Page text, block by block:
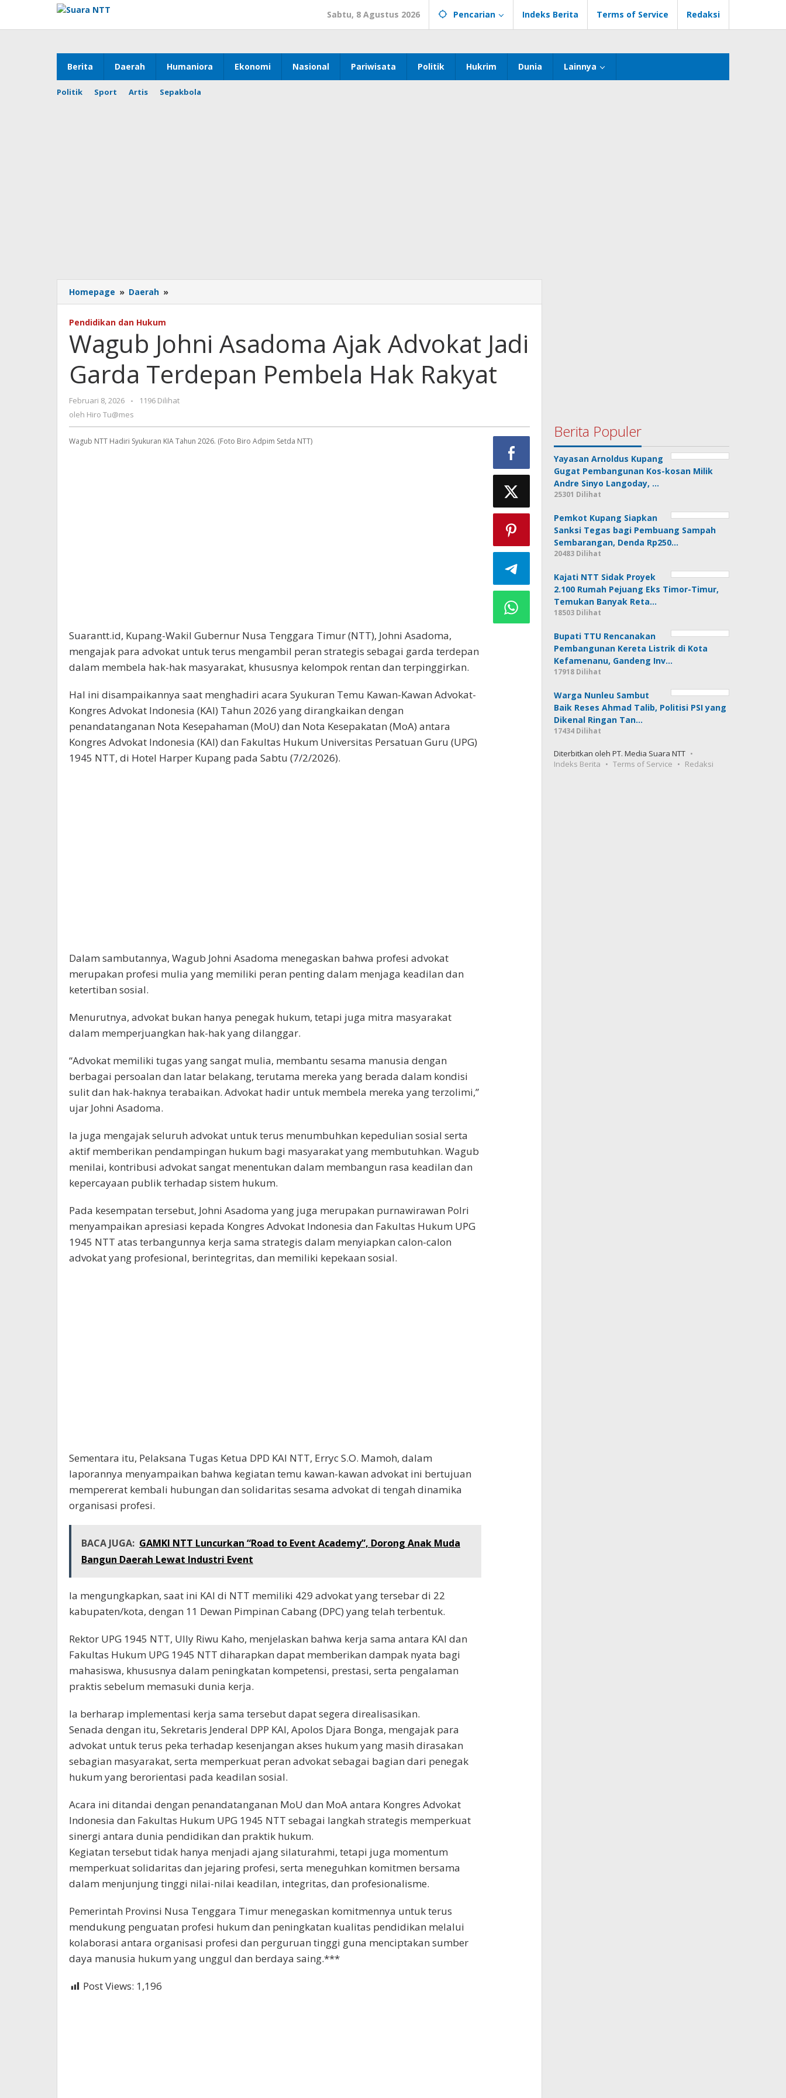
konten
Sabtu, 8 Agustus 2026 Pencarian Indeks Berita Terms of Service Redaksi
Berita Daerah Humaniora Ekonomi Nasional Pariwisata Politik Hukrim Dunia Lainnya
Politik Sport Artis Sepakbola
Homepage » Daerah »
Johni
Advokat
Jadi
Terdepan
Hak
Pendidikan dan Hukum
Wagub Johni Asadoma Ajak Advokat Jadi
Garda Terdepan Pembela Hak Rakyat
Februari 8, 2026
oleh
-
1196 Dilihat
oleh Hiro Tu@mes
Wagub NTT Hadiri Syukuran KIA Tahun 2026. (Foto Biro Adpim Setda NTT)
Suarantt.id, Kupang-Wakil Gubernur Nusa Tenggara Timur (NTT), Johni Asadoma,
mengajak para advokat untuk terus mengambil peran strategis sebagai garda terdepan
dalam membela hak-hak masyarakat, khususnya kelompok rentan dan terpinggirkan.
Hal ini disampaikannya saat menghadiri acara Syukuran Temu Kawan-Kawan Advokat-
Kongres Advokat Indonesia (KAI) Tahun 2026 yang dirangkaikan dengan
penandatanganan Nota Kesepahaman (MoU) dan Nota Kesepakatan (MoA) antara
Kongres Advokat Indonesia (KAI) dan Fakultas Hukum Universitas Persatuan Guru (UPG)
1945 NTT, di Hotel Harper Kupang pada Sabtu (7/2/2026).
Dalam sambutannya, Wagub Johni Asadoma menegaskan bahwa profesi advokat
merupakan profesi mulia yang memiliki peran penting dalam menjaga keadilan dan
ketertiban sosial.
Menurutnya, advokat bukan hanya penegak hukum, tetapi juga mitra masyarakat
dalam memperjuangkan hak-hak yang dilanggar.
“Advokat memiliki tugas yang sangat mulia, membantu sesama manusia dengan
berbagai persoalan dan latar belakang, terutama mereka yang berada dalam kondisi
sulit dan hak-haknya terabaikan. Advokat hadir untuk membela mereka yang terzolimi,”
ujar Johni Asadoma.
Ia juga mengajak seluruh advokat untuk terus menumbuhkan kepedulian sosial serta
aktif memberikan pendampingan hukum bagi masyarakat yang membutuhkan. Wagub
menilai, kontribusi advokat sangat menentukan dalam membangun rasa keadilan dan
kepercayaan publik terhadap sistem hukum.
Pada kesempatan tersebut, Johni Asadoma yang juga merupakan purnawirawan Polri
menyampaikan apresiasi kepada Kongres Advokat Indonesia dan Fakultas Hukum UPG
1945 NTT atas terbangunnya kerja sama strategis dalam menyiapkan calon-calon
advokat yang profesional, berintegritas, dan memiliki kepekaan sosial.
Sementara itu, Pelaksana Tugas Ketua DPD KAI NTT, Erryc S.O. Mamoh, dalam
laporannya menyampaikan bahwa kegiatan temu kawan-kawan advokat ini bertujuan
mempererat kembali hubungan dan solidaritas sesama advokat di tengah dinamika
organisasi profesi.
BACA JUGA: GAMKI NTT Luncurkan “Road to Event Academy”, Dorong Anak Muda
Bangun Daerah Lewat Industri Event
Ia mengungkapkan, saat ini KAI di NTT memiliki 429 advokat yang tersebar di 22
kabupaten/kota, dengan 11 Dewan Pimpinan Cabang (DPC) yang telah terbentuk.
Rektor UPG 1945 NTT, Ully Riwu Kaho, menjelaskan bahwa kerja sama antara KAI dan
Fakultas Hukum UPG 1945 NTT diharapkan dapat memberikan dampak nyata bagi
mahasiswa, khususnya dalam peningkatan kompetensi, prestasi, serta pengalaman
praktis sebelum memasuki dunia kerja.
Ia berharap implementasi kerja sama tersebut dapat segera direalisasikan.
Senada dengan itu, Sekretaris Jenderal DPP KAI, Apolos Djara Bonga, mengajak para
advokat untuk terus peka terhadap kesenjangan akses hukum yang masih dirasakan
sebagian masyarakat, serta memperkuat peran advokat sebagai bagian dari penegak
hukum yang berorientasi pada keadilan sosial.
Acara ini ditandai dengan penandatanganan MoU dan MoA antara Kongres Advokat
Indonesia dan Fakultas Hukum UPG 1945 NTT sebagai langkah strategis memperkuat
sinergi antara dunia pendidikan dan praktik hukum.
Kegiatan tersebut tidak hanya menjadi ajang silaturahmi, tetapi juga momentum
memperkuat solidaritas dan jejaring profesi, serta meneguhkan komitmen bersama
dalam menjunjung tinggi nilai-nilai keadilan, integritas, dan profesionalisme.
Pemerintah Provinsi Nusa Tenggara Timur menegaskan komitmennya untuk terus
mendukung penguatan profesi hukum dan peningkatan kualitas pendidikan melalui
kolaborasi antara organisasi profesi dan perguruan tinggi guna menciptakan sumber
daya manusia hukum yang unggul dan berdaya saing.***
Post Views: 1,196
Berita Populer
Yayasan Arnoldus Kupang
Gugat Pembangunan Kos-kosan Milik
Andre Sinyo Langoday, …
25301 Dilihat
Pemkot Kupang Siapkan
Sanksi Tegas bagi Pembuang Sampah
Sembarangan, Denda Rp250…
20483 Dilihat
Kajati NTT Sidak Proyek
2.100 Rumah Pejuang Eks Timor-Timur,
Temukan Banyak Reta…
18503 Dilihat
Bupati TTU Rencanakan
Pembangunan Kereta Listrik di Kota
Kefamenanu, Gandeng Inv…
17918 Dilihat
Warga Nunleu Sambut
Baik Reses Ahmad Talib, Politisi PSI yang
Dikenal Ringan Tan…
17434 Dilihat
Diterbitkan oleh PT. Media Suara NTT
Indeks Berita
Terms of Service Redaksi